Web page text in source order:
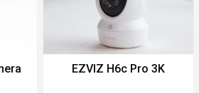
EZVIZ H6c Pro 3K